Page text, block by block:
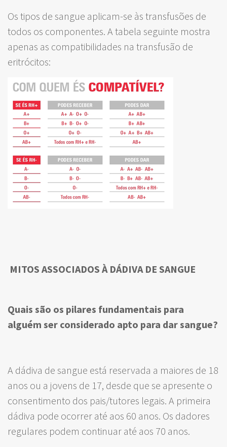
Os tipos de sangue aplicam-se às transfusões de
todos os componentes. A tabela seguinte mostra
apenas as compatibilidades na transfusão de
eritrócitos:
MITOS ASSOCIADOS À DÁDIVA DE SANGUE
Quais são os pilares fundamentais para
alguém ser considerado apto para dar sangue?
A dádiva de sangue está reservada a maiores de 18
anos ou a jovens de 17, desde que se apresente o
consentimento dos pais/tutores legais. A primeira
dádiva pode ocorrer até aos 60 anos. Os dadores
regulares podem continuar até aos 70 anos.